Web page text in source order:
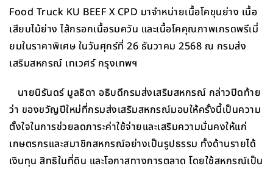
Food Truck KU BEEF X CPD มาจำหน่ายเนื้อโคขุนย่าง เนื้อ
เสียบไม้ย่าง ไส้กรอกเนื้อรมควัน และเนื้อโคคุณภาพเกรดพรีเมี่
ยมในราคาพิเศษ ในวันศุกร์ที่ 26 ธันวาคม 2568 ณ กรมส่ง
เสริมสหกรณ์ เทเวศร์ กรุงเทพฯ
นายนิรันดร์ มูลธิดา อธิบดีกรมส่งเสริมสหกรณ์ กล่าวปิดท้าย
ว่า ของขวัญปีใหม่ที่กรมส่งเสริมสหกรณ์มอบให้ครั้งนี้เป็นความ
ตั้งใจในการช่วยลดภาระค่าใช้จ่ายและเสริมความมั่นคงให้แก่
เกษตรกรและสมาชิกสหกรณ์อย่างเป็นรูปธรรม ทั้งด้านรายได้
เงินทุน สิทธิในที่ดิน และโอกาสทางการตลาด โดยใช้สหกรณ์เป็น